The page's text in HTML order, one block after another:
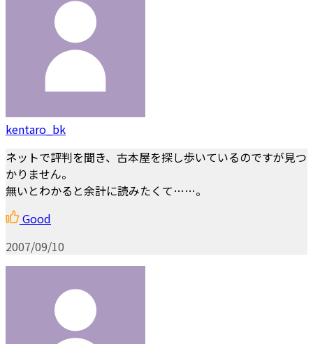
kentaro_bk
ネットで評判を聞き、古本屋を探し歩いているのですが見つ
かりません。
無いとわかると余計に読みたくて……。
Good
2007/09/10